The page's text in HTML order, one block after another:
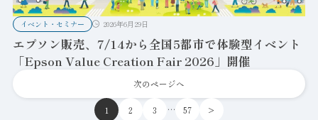
イベント・セミナー 2026年6月29日
エプソン販売、7/14から全国5都市で体験型イベント
「Epson Value Creation Fair 2026」開催
次のページへ
1 2 3 … 57 >